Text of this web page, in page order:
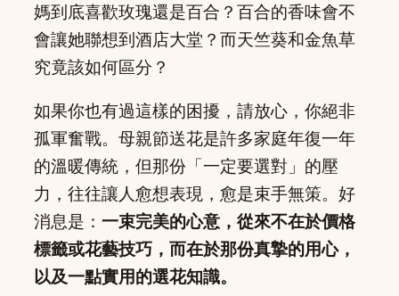
媽到底喜歡玫瑰還是百合？百合的香味會不
會讓她聯想到酒店大堂？而天竺葵和金魚草
究竟該如何區分？
如果你也有過這樣的困擾，請放心，你絕非
孤軍奮戰。母親節送花是許多家庭年復一年
的溫暖傳統，但那份「一定要選對」的壓
力，往往讓人愈想表現，愈是束手無策。好
消息是： 一束完美的心意，從來不在於價格
標籤或花藝技巧，而在於那份真摯的用心，
以及一點實用的選花知識。